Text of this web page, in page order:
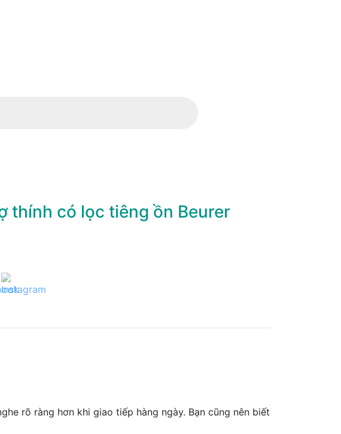
thính có lọc tiêng ồn Beurer
rõ ràng hơn khi giao tiếp hàng ngày. Bạn cũng nên biết